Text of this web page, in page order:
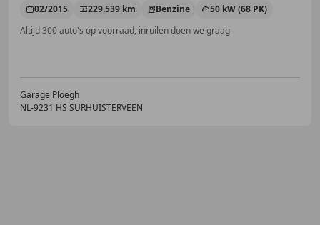
02/2015 229.539 km Benzine
50 kW (68 PK)
Altijd 300 auto's op voorraad, inruilen doen we graag
Garage Ploegh
NL-9231 HS SURHUISTERVEEN